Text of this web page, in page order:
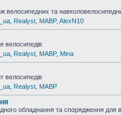
велосипедних та
Realyst MABP, AlexN10
велосипедів
Realyst MABP, Mina
велосипедів
Realyst MABP
обладнання та спорядження для